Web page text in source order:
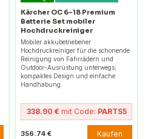
Kärcher OC 6-18 Premium
Batterie Set mobiler
Hochdruckreiniger
Mobiler akkubetriebener
Hochdruckreiniger für die schonende
Reinigung von Fahrrädern und
Outdoor-Ausrüstung unterwegs;
kompaktes Design und einfache
Handhabung.
338.90 € mit Code: PARTS5
356.74 € Kaufen